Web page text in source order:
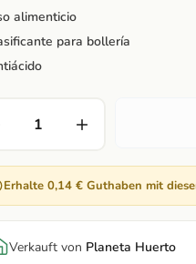
alimenticio
para bollería
Erhalte 0,14 € Guthaben mit
Verkauft von Planeta Huerto